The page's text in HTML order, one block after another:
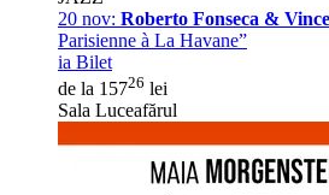
20 nov: Roberto Fonseca &
Parisienne à La Havane”
ia Bilet
de la 15726 lei
Sala Luceafărul